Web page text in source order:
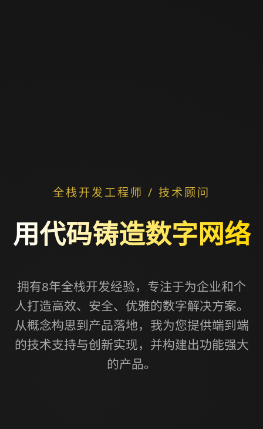
全栈开发工程师 / 技术顾问
用代码铸造数字网络
拥有8年全栈开发经验，专注于为企业和个
人打造高效、安全、优雅的数字解决方案。
从概念构思到产品落地，我为您提供端到端
的技术支持与创新实现，并构建出功能强大
的产品。